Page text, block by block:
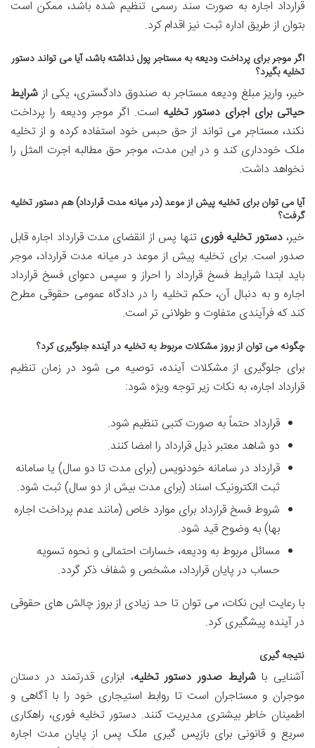
قرارداد اجاره به صورت سند رسمی تنظیم شده باشد، ممکن است
بتوان از طریق اداره ثبت نیز اقدام کرد.
اگر موجر برای پرداخت ودیعه به مستاجر پول نداشته باشد، آیا می تواند دستور
تخلیه بگیرد؟
خیر، واریز مبلغ ودیعه مستاجر به صندوق دادگستری، یکی ازشرایط
حیاتی برای اجرای دستور تخلیه است. اگر موجر ودیعه را پرداخت
نکند، مستاجر می تواند از حق حبس خود استفاده کرده و از تخلیه
ملک خودداری کند و در این مدت، موجر حق مطالبه اجرت المثل را
نخواهد داشت.
آیا می توان برای تخلیه پیش از موعد (در میانه مدت قرارداد) هم دستور تخلیه
گرفت؟
خیر،دستور تخلیه فوری تنها پس از انقضای مدت قرارداد اجاره قابل
صدور است. برای تخلیه پیش از موعد در میانه مدت قرارداد، موجر
باید ابتدا شرایط فسخ قرارداد را احراز و سپس دعوای فسخ قرارداد
اجاره و به دنبال آن، حکم تخلیه را در دادگاه عمومی حقوقی مطرح
کند که فرآیندی متفاوت و طولانی تر است.
چگونه می توان از بروز مشکلات مربوط به تخلیه در آینده جلوگیری کرد؟
برای جلوگیری از مشکلات آینده، توصیه می شود در زمان تنظیم
قرارداد اجاره، به نکات زیر توجه ویژه شود:
قرارداد حتماً به صورت کتبی تنظیم شود.
دو شاهد معتبر ذیل قرارداد را امضا کنند.
قرارداد در سامانه خودنویس (برای مدت تا دو سال) یا سامانه
ثبت الکترونیک اسناد (برای مدت بیش از دو سال) ثبت شود.
شروط فسخ قرارداد برای موارد خاص (مانند عدم پرداخت اجاره
بها) به وضوح قید شود.
مسائل مربوط به ودیعه، خسارات احتمالی و نحوه تسویه
حساب در پایان قرارداد، مشخص و شفاف ذکر گردد.
با رعایت این نکات، می توان تا حد زیادی از بروز چالش های حقوقی
در آینده پیشگیری کرد.
نتیجه گیری
آشنایی باشرایط صدور دستور تخلیه، ابزاری قدرتمند در دستان
موجران و مستاجران است تا روابط استیجاری خود را با آگاهی و
اطمینان خاطر بیشتری مدیریت کنند. دستور تخلیه فوری، راهکاری
سریع و قانونی برای بازپس گیری ملک پس از پایان مدت اجاره